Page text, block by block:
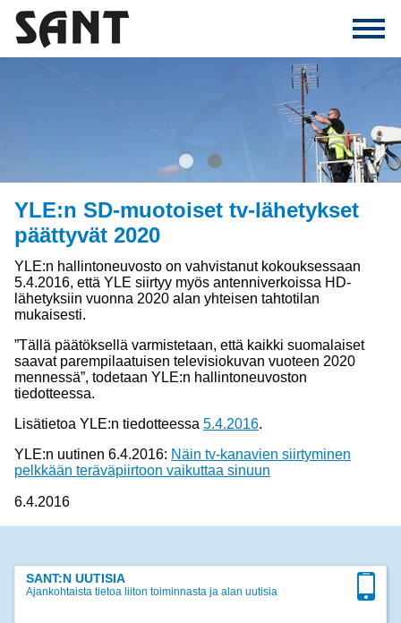
1 2
YLE:n SD-muotoiset tv-lähetykset
päättyvät 2020
YLE:n hallintoneuvosto on vahvistanut kokouksessaan
5.4.2016, että YLE siirtyy myös antenniverkoissa HD-
lähetyksiin vuonna 2020 alan yhteisen tahtotilan
mukaisesti.
”Tällä päätöksellä varmistetaan, että kaikki suomalaiset
saavat parempilaatuisen televisiokuvan vuoteen 2020
mennessä”, todetaan YLE:n hallintoneuvoston
tiedotteessa.
Lisätietoa YLE:n tiedotteessa 5.4.2016.
YLE:n uutinen 6.4.2016: Näin tv-kanavien siirtyminen
pelkkään teräväpiirtoon vaikuttaa sinuun
6.4.2016
SANT:N UUTISIA
Ajankohtaista tietoa liiton toiminnasta ja alan uutisia